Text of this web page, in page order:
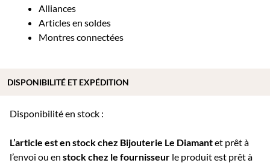
Alliances
Articles en soldes
Montres connectées
Disponibilité en stock :
L’article est en stock chez Bijouterie Le Diamantet prêt à
l’envoi ou en stock chez le fournisseur le produit est prêt à
DISPONIBILITÉ ET EXPÉDITION